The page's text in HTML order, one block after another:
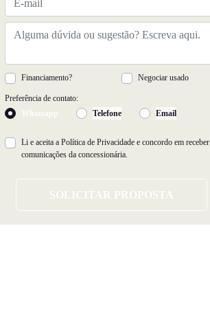
Financiamento? Negociar usado
Preferência de contato:
Whatsapp
Telefone Email
Li e aceita a Política de Privacidade e concordo em receber
comunicações da concessionária.
SOLICITAR PROPOSTA